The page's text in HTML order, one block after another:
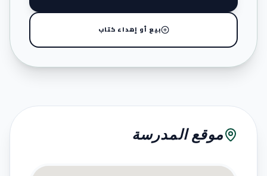
بيع أو إهداء كتاب
موقع المدرسة